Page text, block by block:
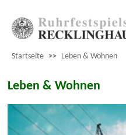
Startseite >> Leben & Wohnen
Leben & Wohnen